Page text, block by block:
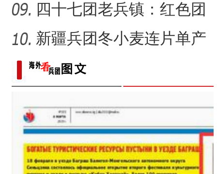
之城”城市故事？
四十七团老兵镇：红色团
镇 投资热土
新疆兵团冬小麦连片单产
全国第一的奥秘何在？